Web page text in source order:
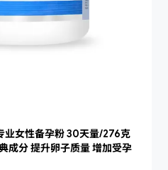
女性备孕粉 30天量/276克
成分 提升卵子质量 增加受孕